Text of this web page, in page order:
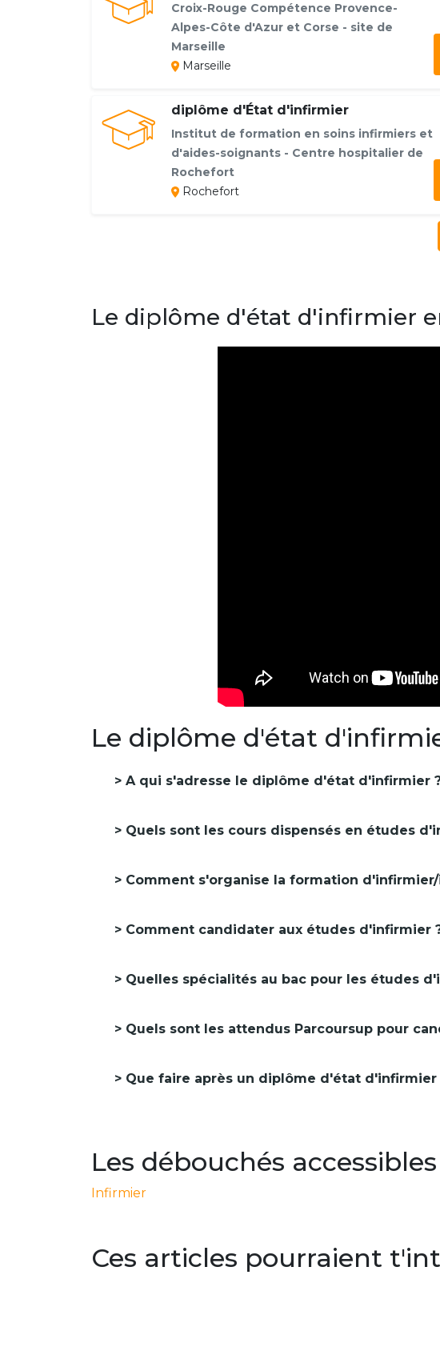
Croix-Rouge Compétence Provence-
Alpes-Côte d'Azur et Corse - site de
Marseille
Marseille
diplôme d'État d'infirmier
Institut de formation en soins infirmiers et
d'aides-soignants - Centre hospitalier de
Rochefort
Rochefort
Le diplôme d'état d'infirmier
Le diplôme d'état
A qui s'adresse le diplôme d'état d'infirmier
Quels sont les cours dispensés en études
Comment s'organise la formation
Comment candidater aux études d'infirmier
Quelles spécialités au bac pour les études
Quels sont les attendus Parcoursup pour
Que faire après un diplôme d'état d'infirmier
Les débouchés
Infirmier
Ces articles pourraient